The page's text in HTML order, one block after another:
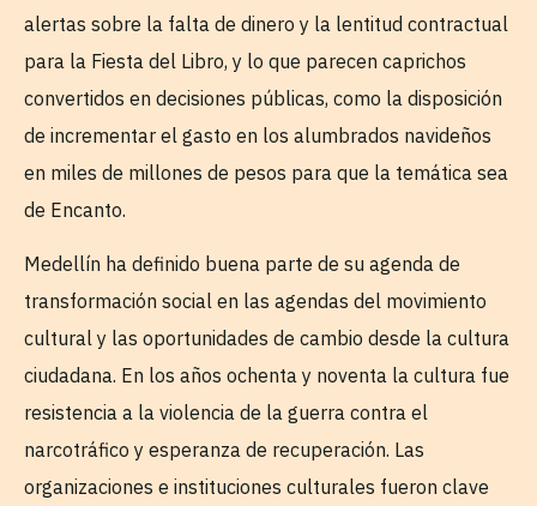
alertas sobre la falta de dinero y la lentitud contractual
para la Fiesta del Libro, y lo que parecen caprichos
convertidos en decisiones públicas, como la disposición
de incrementar el gasto en los alumbrados navideños
en miles de millones de pesos para que la temática sea
de Encanto.
Medellín ha definido buena parte de su agenda de
transformación social en las agendas del movimiento
cultural y las oportunidades de cambio desde la cultura
ciudadana. En los años ochenta y noventa la cultura fue
resistencia a la violencia de la guerra contra el
narcotráfico y esperanza de recuperación. Las
organizaciones e instituciones culturales fueron clave